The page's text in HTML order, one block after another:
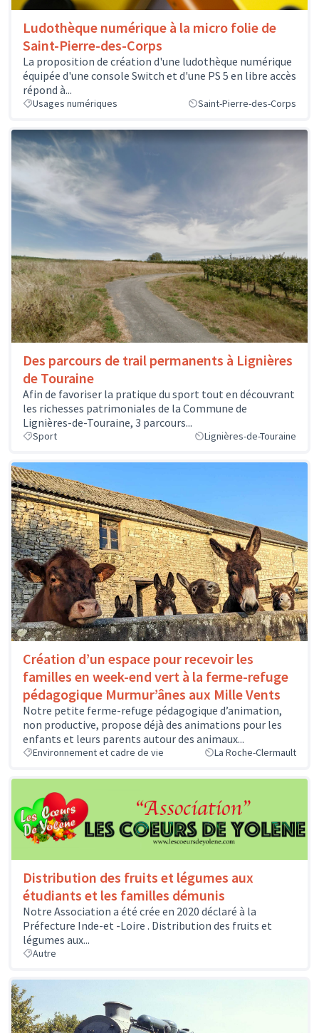
Ludothèque numérique à la micro folie de
Saint-Pierre-des-Corps
La proposition de création d'une ludothèque numérique
équipée d'une console Switch et d'une PS 5 en libre accès
répond à...
Usages numériques Saint-Pierre-des-Corps
Des parcours de trail permanents à Lignières
de Touraine
Afin de favoriser la pratique du sport tout en découvrant
les richesses patrimoniales de la Commune de
Lignières-de-Touraine, 3 parcours...
Sport Lignières-de-Touraine
Création d’un espace pour recevoir les
familles en week-end vert à la ferme-refuge
pédagogique Murmur’ânes aux Mille Vents
Notre petite ferme-refuge pédagogique d’animation,
non productive, propose déjà des animations pour les
enfants et leurs parents autour des animaux...
Environnement et cadre de vie La Roche-Clermault
Distribution des fruits et légumes aux
étudiants et les familles démunis
Notre Association a été crée en 2020 déclaré à la
Préfecture Inde-et -Loire . Distribution des fruits et
légumes aux...
Autre